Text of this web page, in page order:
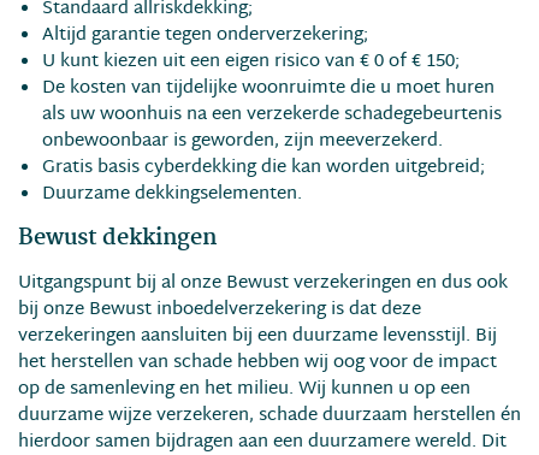
Standaard allriskdekking;
Altijd garantie tegen onderverzekering;
U kunt kiezen uit een eigen risico van € 0 of € 150;
De kosten van tijdelijke woonruimte die u moet huren
als uw woonhuis na een verzekerde schadegebeurtenis
onbewoonbaar is geworden, zijn meeverzekerd.
Gratis basis cyberdekking die kan worden uitgebreid;
Duurzame dekkingselementen.
Bewust dekkingen
Uitgangspunt bij al onze Bewust verzekeringen en dus ook
bij onze Bewust inboedelverzekering is dat deze
verzekeringen aansluiten bij een duurzame levensstijl. Bij
het herstellen van schade hebben wij oog voor de impact
op de samenleving en het milieu. Wij kunnen u op een
duurzame wijze verzekeren, schade duurzaam herstellen én
hierdoor samen bijdragen aan een duurzamere wereld. Dit